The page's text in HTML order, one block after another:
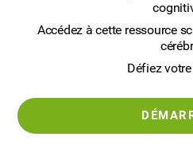
Accédez à cette ressource
Défiez